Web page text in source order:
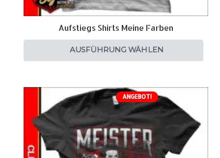
Aufstiegs Shirts Meine Farben
AUSFÜHRUNG WÄHLEN
ANGEBOT!